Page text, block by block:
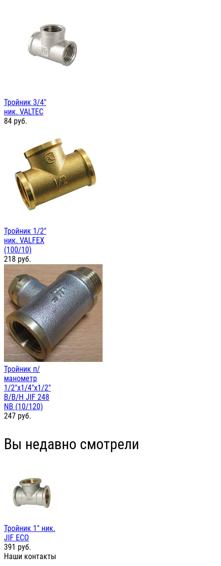
Тройник 3/4"
ник. VALTEC
84 руб.
Тройник 1/2"
ник. VALFEX
(100/10)
218 руб.
Тройник п/
манометр
1/2"х1/4"х1/2"
В/В/Н JIF 248
NB (10/120)
247 руб.
Вы недавно смотрели
Тройник 1" ник.
JIF ЕСО
391 руб.
Наши контакты